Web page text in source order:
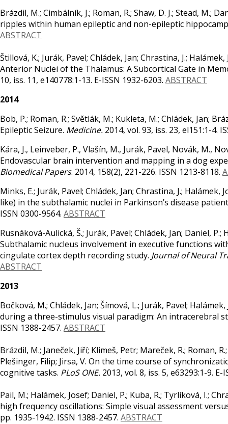
Brázdil, M.; Cimbálník, J.; Roman, R.; Shaw, D. J.; Stead, M.;
ripples within human epileptic and non-epileptic
ABSTRACT
Štillová, K.; Jurák, Pavel; Chládek, Jan; Chrastina, J.;
Anterior Nuclei of the Thalamus: A Subcortical Gate in
10, iss. 11, e140778:1-13. E-ISSN 1932-6203. ABSTRACT
2014
Bob, P.; Roman, R.; Světlák, M.; Kukleta, M.; Chládek, Jan;
Epileptic Seizure. Medicine. 2014, vol. 93, iss. 23, el151:1-4.
Kára, J., Leinveber, P., Vlašín, M., Jurák, Pavel, Novák, M.,
Endovascular brain intervention and mapping in a dog
Biomedical Papers. 2014, 158(2), 221-226. ISSN 1213-8118.
Minks, E.; Jurák, Pavel; Chládek, Jan; Chrastina, J.;
like) in the subthalamic nuclei in Parkinson’s disease
ISSN 0300-9564. ABSTRACT
Rusnáková-Aulická, Š.; Jurák, Pavel; Chládek, Jan; Daniel,
Subthalamic nucleus involvement in executive functions
cingulate cortex depth recording study. Journal of Neural
ABSTRACT
2013
Bočková, M.; Chládek, Jan; Šímová, L.; Jurák, Pavel;
during a three-stimulus visual paradigm: An intracerebral
ISSN 1388-2457. ABSTRACT
Brázdil, M.; Janeček, Jiří; Klimeš, Petr; Mareček, R.; Roman,
Plešinger, Filip; Jirsa, V. On the time course of
cognitive tasks. PLoS ONE. 2013, vol. 8, iss. 5, e63293:1-9.
Pail, M.; Halámek, Josef; Daniel, P.; Kuba, R.; Tyrlíková, I.;
high frequency oscillations: Simple visual assessment
pp. 1935-1942. ISSN 1388-2457. ABSTRACT